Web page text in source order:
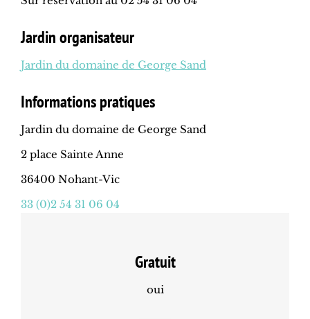
Jardin organisateur
Jardin du domaine de George Sand
Informations pratiques
Jardin du domaine de George Sand
2 place Sainte Anne
36400 Nohant-Vic
33 (0)2 54 31 06 04
Gratuit
oui